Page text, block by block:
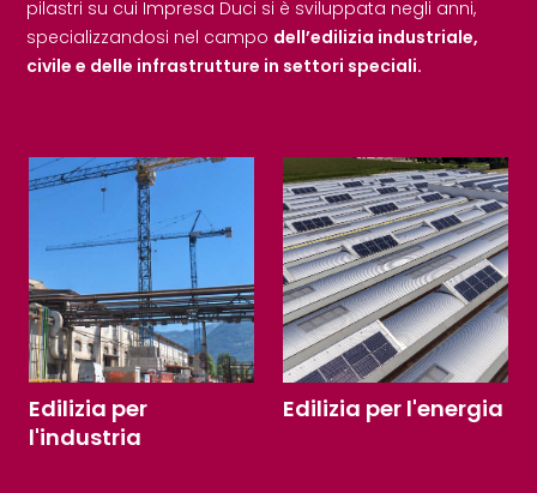
pilastri su cui Impresa Duci si è sviluppata negli anni,
specializzandosi nel campo dell’edilizia industriale,
civile e delle infrastrutture in settori speciali.
Edilizia per
l'industria
Edilizia per l'energia